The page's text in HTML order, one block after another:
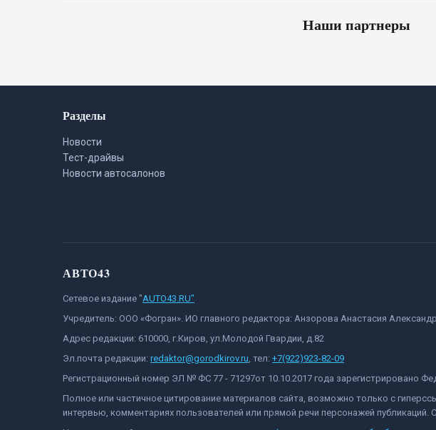
Наши партнеры
Разделы
Новости
Тест-драйвы
Новости автосалонов
АВТО43
Сетевое издание "AUTO43.RU"
Учредитель: ООО «Фогран». ИО главного редактора: Анзорова Анастасия
Адрес редакции: 610000, г.Киров, ул.Молодой Гвардии, д.82
Эл.почта редакции: redaktor@gorodkirov.ru, тел: +7(922)923-82-09
Регистрационный номер ЭЛ № ФС 77 - 71297от 10.10.2017 года зарегистрировано
Полное или частичное цитирование материалов сайта, возможно только с
интервью, комментариях пользователей или прямой речи персонажей публикаций.